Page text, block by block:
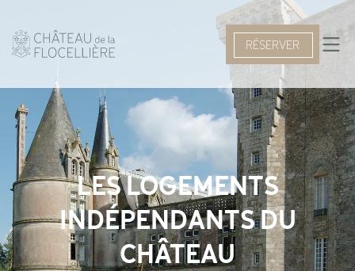
RÉSERVER
LES LOGEMENTS
INDÉPENDANTS DU
CHÂTEAU